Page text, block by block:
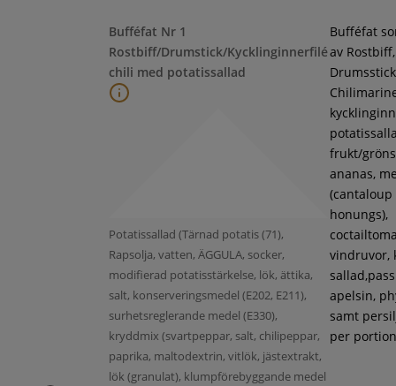
Bufféfat Nr 1
Rostbiff/Drumstick/Kycklinginnerfilé
chili med potatissallad
Potatissallad (Tärnad potatis (71),
Rapsolja, vatten, ÄGGULA, socker,
modifierad potatisstärkelse, lök, ättika,
salt, konserveringsmedel (E202, E211),
surhetsreglerande medel (E330),
kryddmix (svartpeppar, salt, chilipeppar,
paprika, maltodextrin, vitlök, jästextrakt,
lök (granulat), klumpförebyggande medel
Bufféfat
av Rostbiff,
frukt/
ananas,
(cantaloup
honungs),
vindruvor,
apelsin,
samt
per